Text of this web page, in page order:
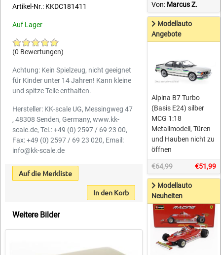
Artikel-Nr.: KKDC181411
Auf Lager
(0 Bewertungen)
Achtung: Kein Spielzeug, nicht geeignet
für Kinder unter 14 Jahren! Kann kleine
und spitze Teile enthalten.
Hersteller: KK-scale UG, Messingweg 47
, 48308 Senden, Germany, www.kk-
scale.de, Tel.: +49 (0) 2597 / 69 23 00,
Fax: +49 (0) 2597 / 69 23 020, Email:
info@kk-scale.de
Auf die Merkliste
In den Korb
Weitere Bilder
Von: Marcus Z.
Modellauto
Angebote
Alpina B7 Turbo
(Basis E24) silber
MCG 1:18
Metallmodell, Türen
und Hauben nicht zu
öffnen
€64,99 €51,99
Modellauto
Neuheiten